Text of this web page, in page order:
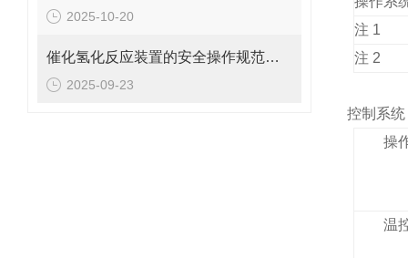
2025-10-20
催化氢化反应装置的安全操作规范说明
2025-09-23
注 1
注 2
控制系统
操
温